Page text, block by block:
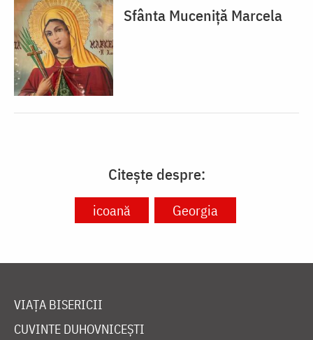
Sfânta Muceniță Marcela
Citește despre:
icoană Georgia
VIAȚA BISERICII
CUVINTE DUHOVNICEȘTI